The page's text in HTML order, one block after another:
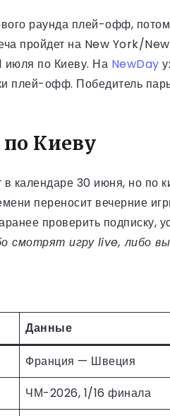
раунда плей-офф,
пройдет на New York/
июля по Киеву. На NewDay
плей-офф. Победитель
Киеву
календаре 30 июня, но по
переносит вечерние
проверить подписку,
смотрят игру live, либо
Данные
Франция — Швеция
ЧМ-2026, 1/16 финала